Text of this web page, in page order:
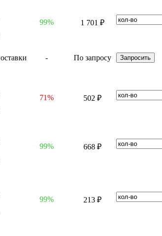
99% 1 701 ₽
- По запросу
71% 502 ₽
99% 668 ₽
99% 213 ₽